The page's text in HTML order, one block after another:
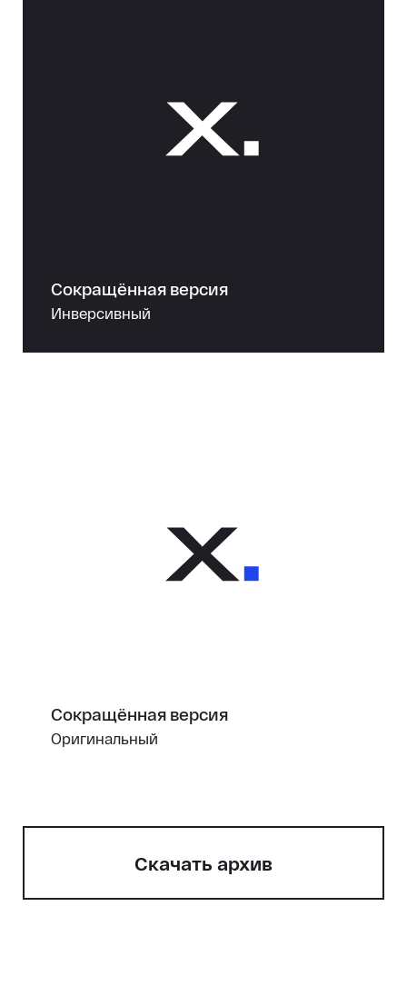
Сокращённая версия
Оригинальный
Сокращённая версия
Инверсивный
Cкачать архив